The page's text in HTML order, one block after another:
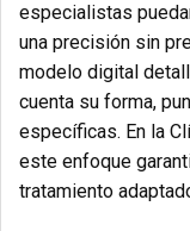
especialistas
una precisión sin
modelo digital
cuenta su forma,
específicas. En la
este enfoque
tratamiento